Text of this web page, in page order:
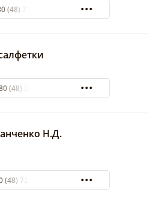
(48) 7148952
(48) 396666
Н.Д.
(48) 722-53-46